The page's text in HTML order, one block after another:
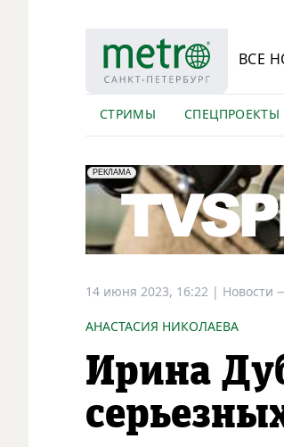
ВСЕ
СТРИМЫ СПЕЦПРОЕКТЫ
erid: LdtCK5Efv
РЕКЛАМА
АО "ГАТР", ИНН: 7841320717
14 июня 2023, 16:22 | Новости
АНАСТАСИЯ НИКОЛАЕВА
Ирина